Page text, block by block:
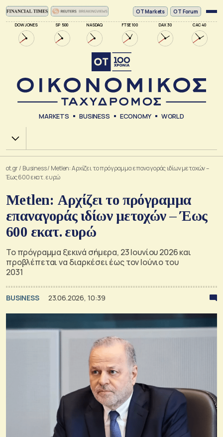
DOW JONES SP 500 NASDAQ FTSE 100 DAX 30 CAC 40
ΟΤ Markets OT Forum
MARKETS BUSINESS ECONOMY WORLD
Χ.Α.
ot.gr/ Business/ Metlen: Αρχίζει το πρόγραμμα επαναγοράς ιδίων μετοχών –
Έως 600 εκατ. ευρώ
Metlen: Αρχίζει το πρόγραμμα
επαναγοράς ιδίων μετοχών – Έως
600 εκατ. ευρώ
Το πρόγραμμα ξεκινά σήμερα, 23 Ιουνίου 2026 και
προβλέπεται να διαρκέσει έως τον Ιούνιο του
2031
BUSINESS 23.06.2026, 10:39